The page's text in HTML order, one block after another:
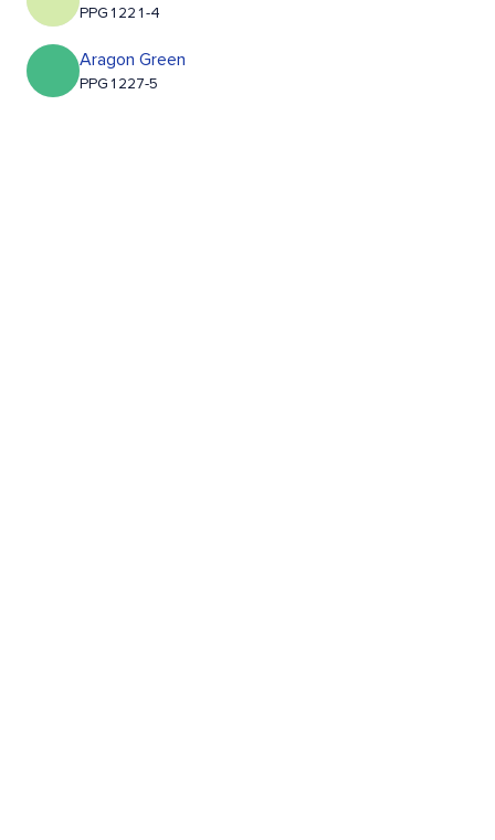
PPG1221-4
Aragon Green
PPG1227-5